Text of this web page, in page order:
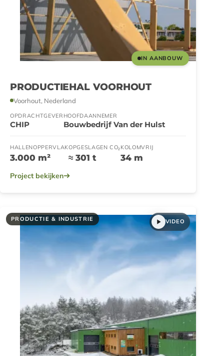
IN AANBOUW
PRODUCTIEHAL VOORHOUT
Voorhout, Nederland
OPDRACHTGEVER
CHIP
HOOFDAANNEMER
Bouwbedrijf Van der Hulst
HALLENOPPERVLAK
3.000 m²
OPGESLAGEN CO₂
≈ 301 t
KOLOMVRIJ
34 m
Project bekijken
PRODUCTIE & INDUSTRIE VIDEO